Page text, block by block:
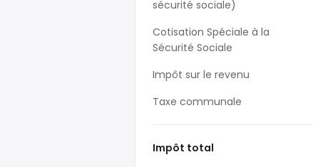
sécurité sociale)
Cotisation Spéciale à la
Sécurité Sociale
Impôt sur le revenu
Taxe communale
Impôt total